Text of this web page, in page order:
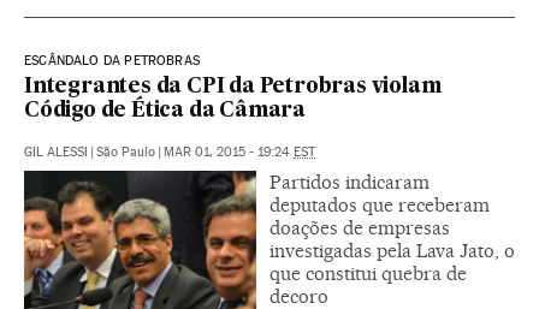
ESCÂNDALO DA PETROBRAS
Integrantes da CPI da Petrobras violam
Código de Ética da Câmara
GIL ALESSI | São Paulo | MAR 01, 2015 - 19:24 EST
Partidos indicaram
deputados que receberam
doações de empresas
investigadas pela Lava Jato, o
que constitui quebra de
decoro